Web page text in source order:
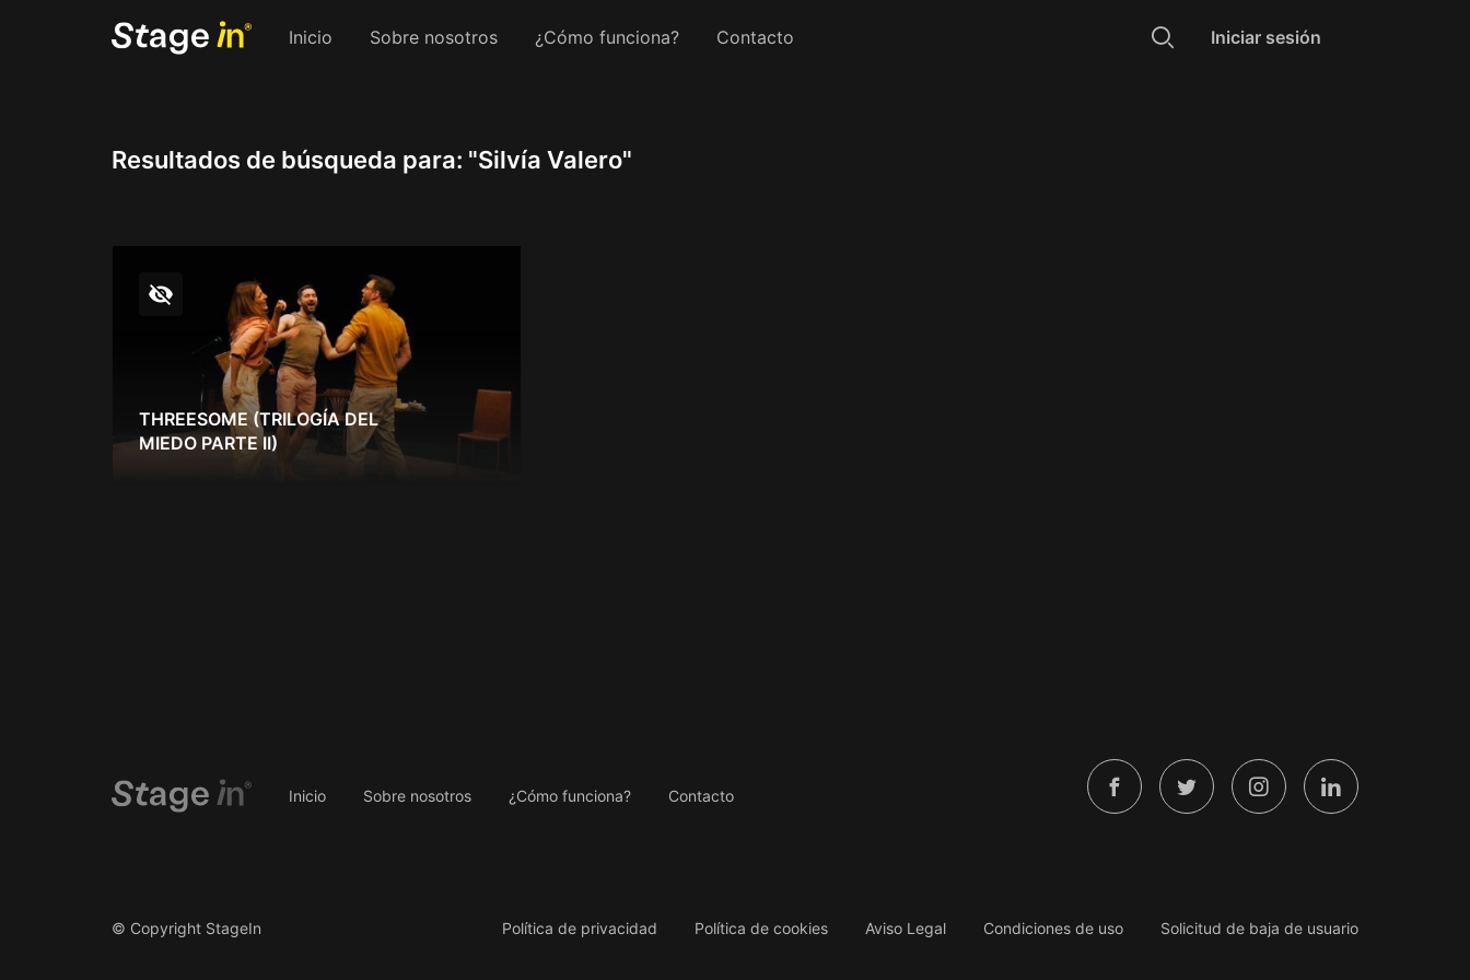
Inicio Sobre nosotros ¿Cómo funciona? Contacto Iniciar sesión
Resultados de búsqueda para: "Silvía Valero"
THREESOME (TRILOGÍA DEL
MIEDO PARTE II)
Inicio Sobre nosotros ¿Cómo funciona? Contacto
© Copyright StageIn Política de privacidad Política de cookies Aviso Legal Condiciones de uso Solicitud de baja de usuario